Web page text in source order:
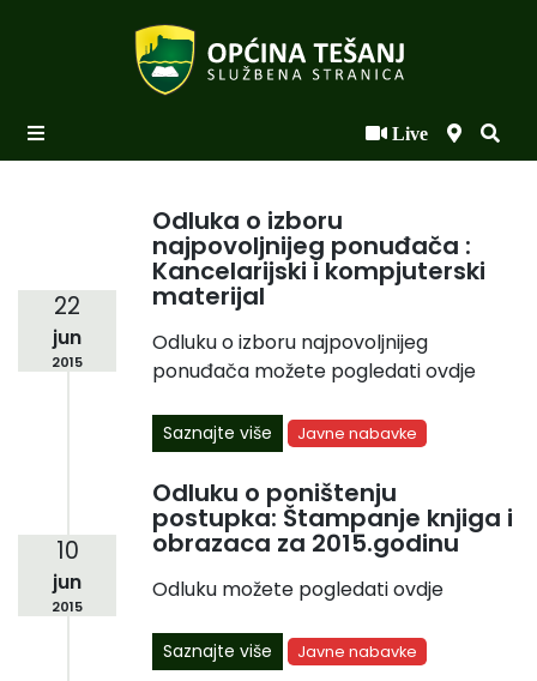
Live
Podaci o Općini
Biznis
Općinski načelnik
22
jun
2015
Odluka o izboru
najpovoljnijeg ponuđača :
Kancelarijski i kompjuterski
materijal
Odluku o izboru najpovoljnijeg
ponuđača možete pogledati ovdje
Saznajte više Javne nabavke
10
jun
2015
Odluku o poništenju
postupka: Štampanje knjiga i
obrazaca za 2015.godinu
Odluku možete pogledati ovdje
Saznajte više Javne nabavke